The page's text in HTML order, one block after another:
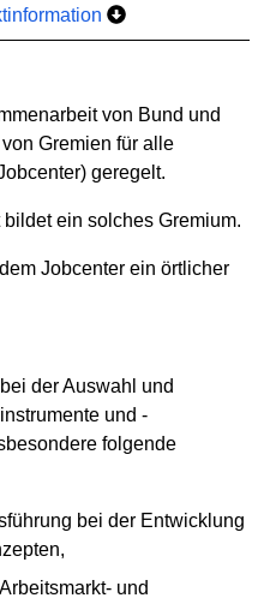
von Bund und
Gremien für alle
geregelt.
ein solches Gremium.
Jobcenter ein örtlicher
der Auswahl und
und -
folgende
bei der Entwicklung
und